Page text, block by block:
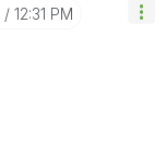
12:31 PM